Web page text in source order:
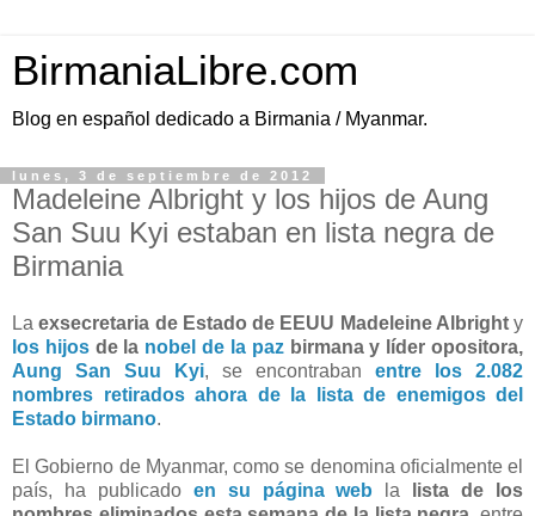
BirmaniaLibre.com
Blog en español dedicado a Birmania / Myanmar.
lunes, 3 de septiembre de 2012
Madeleine Albright y los hijos de Aung
San Suu Kyi estaban en lista negra de
Birmania
Laexsecretaria de Estado de EEUU Madeleine Albrighty
los hijosde la nobel de la pazbirmana y líder opositora,
Aung San Suu Kyi, se encontraban entre los 2.082
nombres retirados ahora de la lista de enemigos del
Estado birmano.
El Gobierno de Myanmar, como se denomina oficialmente el
país, ha publicado en su página web la
lista de los